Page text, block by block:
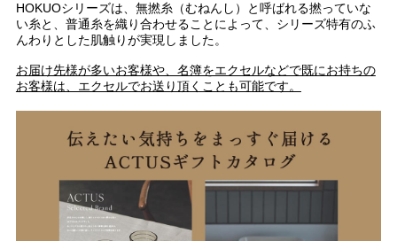
HOKUOシリーズは、無撚糸（むねんし）と呼ばれる撚っていな
い糸と、普通糸を織り合わせることによって、シリーズ特有のふ
んわりとした肌触りが実現しました。
お届け先様が多いお客様や、名簿をエクセルなどで既にお持ちの
お客様は、エクセルでお送り頂くことも可能です。